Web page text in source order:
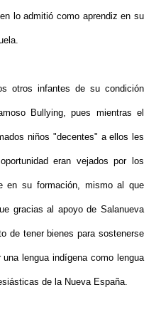
lo admitió como aprendiz en su
otros infantes de su condición
Bullying, pues mientras el
niños "decentes" a ellos les
eran vejados por los
en su formación, mismo al que
gracias al apoyo de Salanueva
de tener bienes para sostenerse
lengua indígena como lengua
de la Nueva España.